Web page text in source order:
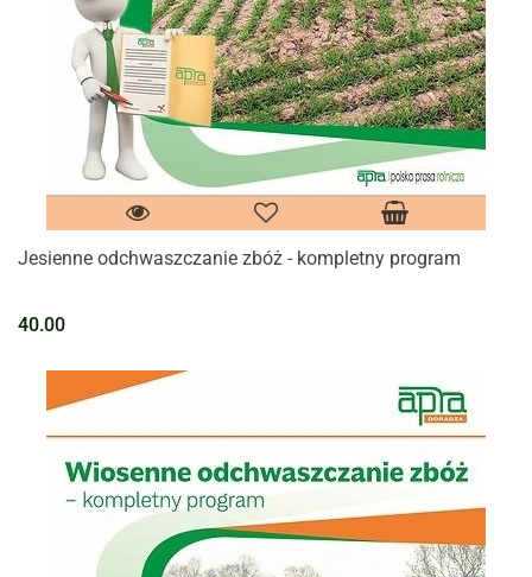
Jesienne odchwaszczanie zbóż - kompletny program
40.00